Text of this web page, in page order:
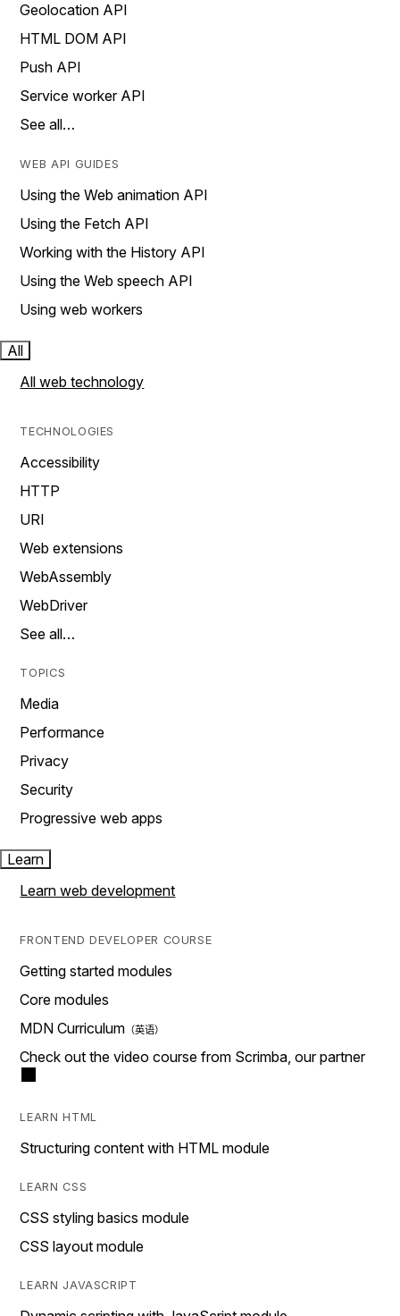
Geolocation API
HTML DOM API
Push API
Service worker API
See all…
WEB API GUIDES
Using the Web animation API
Using the Fetch API
Working with the History API
Using the Web speech API
Using web workers
All
All web technology
TECHNOLOGIES
Accessibility
HTTP
URI
Web extensions
WebAssembly
WebDriver
See all…
TOPICS
Media
Performance
Privacy
Security
Progressive web apps
Learn
Learn web development
FRONTEND DEVELOPER COURSE
Getting started modules
Core modules
MDN Curriculum
Check out the video course from Scrimba, our partner
LEARN HTML
Structuring content with HTML module
LEARN CSS
CSS styling basics module
CSS layout module
LEARN JAVASCRIPT